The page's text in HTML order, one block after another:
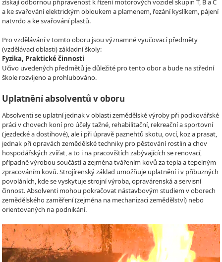
získají odbornou připravenost k řízení motorových vozidel skupin T, B a C
a ke svařování elektrickým obloukem a plamenem, řezání kyslíkem, pájení
natvrdo a ke svařování plastů.
Pro vzdělávání v tomto oboru jsou významné vyučovací předměty
(vzdělávací oblasti) základní školy:
Fyzika, Praktické činnosti
Učivo uvedených předmětů je důležité pro tento obor a bude na střední
škole rozvíjeno a prohlubováno.
Uplatnění absolventů v oboru
Absolventi se uplatní jednak v oblasti zemědělské výroby při podkovářské
práci v chovech koní pro účely tažné, rehabilitační, rekreační a sportovní
(jezdecké a dostihové), ale i při úpravě paznehtů skotu, ovcí, koz a prasat,
jednak při opravách zemědělské techniky pro pěstování rostlin a chov
hospodářských zvířat, a to i na pracovištích zabývajících se renovací,
případně výrobou součástí a zejména tvářením kovů za tepla a tepelným
zpracováním kovů. Strojírenský základ umožňuje uplatnění i v příbuzných
povoláních, kde se vyskytuje strojní výroba, opravárenská a servisní
činnost. Absolventi mohou pokračovat nástavbovým studiem v oborech
zemědělského zaměření (zejména na mechanizaci zemědělství) nebo
orientovaných na podnikání.
Video
Player